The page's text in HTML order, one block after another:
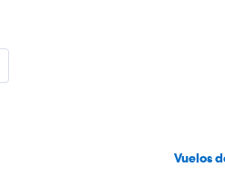
Vuelos